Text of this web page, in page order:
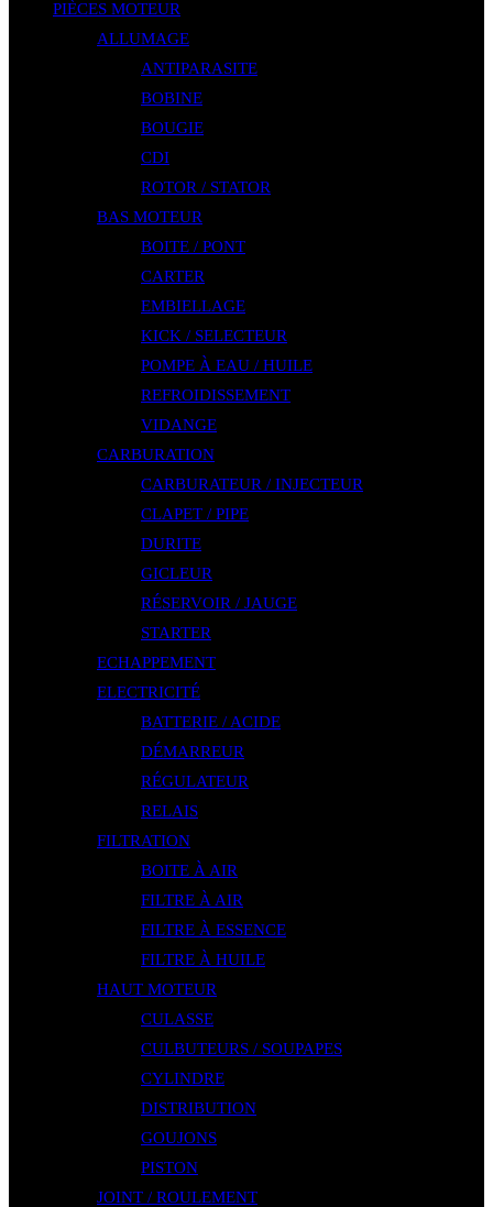
PIÈCES MOTEUR
ALLUMAGE
ANTIPARASITE
BOBINE
BOUGIE
CDI
ROTOR / STATOR
BAS MOTEUR
BOITE / PONT
CARTER
EMBIELLAGE
KICK / SELECTEUR
POMPE À EAU / HUILE
REFROIDISSEMENT
VIDANGE
CARBURATION
CARBURATEUR / INJECTEUR
CLAPET / PIPE
DURITE
GICLEUR
RÉSERVOIR / JAUGE
STARTER
ECHAPPEMENT
ELECTRICITÉ
BATTERIE / ACIDE
DÉMARREUR
RÉGULATEUR
RELAIS
FILTRATION
BOITE À AIR
FILTRE À AIR
FILTRE À ESSENCE
FILTRE À HUILE
HAUT MOTEUR
CULASSE
CULBUTEURS / SOUPAPES
CYLINDRE
DISTRIBUTION
GOUJONS
PISTON
JOINT / ROULEMENT